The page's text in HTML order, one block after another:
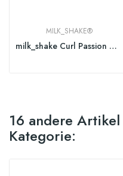
MILK_SHAKE®
milk_shake Curl Passion Conditioner
16 andere
Kategorie: